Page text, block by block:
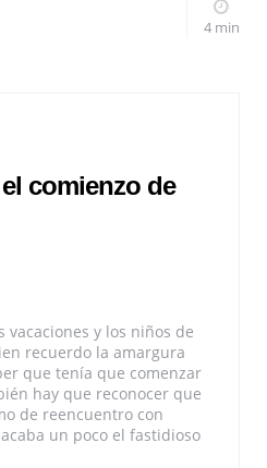
4 min
comienzo de
vacaciones y los niños de
recuerdo la amargura
que tenía que comenzar
hay que reconocer que
de reencuentro con
un poco el fastidioso